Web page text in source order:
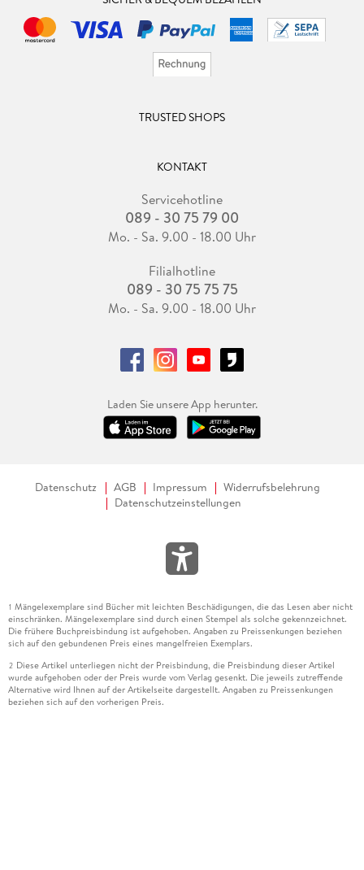
TRUSTED SHOPS
KONTAKT
Servicehotline
089 - 30 75 79 00
Mo. - Sa. 9.00 - 18.00 Uhr
Filialhotline
089 - 30 75 75 75
Mo. - Sa. 9.00 - 18.00 Uhr
Laden Sie unsere App herunter.
Datenschutz AGB Impressum
Widerrufsbelehrung
Datenschutzeinstellungen
1 Mängelexemplare sind Bücher mit leichten Beschädigungen, die das Lesen aber nicht
einschränken. Mängelexemplare sind durch einen Stempel als solche gekennzeichnet.
Die frühere Buchpreisbindung ist aufgehoben. Angaben zu Preissenkungen beziehen
sich auf den gebundenen Preis eines mangelfreien Exemplars.
2 Diese Artikel unterliegen nicht der Preisbindung, die Preisbindung dieser Artikel
wurde aufgehoben oder der Preis wurde vom Verlag gesenkt. Die jeweils zutreffende
Alternative wird Ihnen auf der Artikelseite dargestellt. Angaben zu Preissenkungen
beziehen sich auf den vorherigen Preis.